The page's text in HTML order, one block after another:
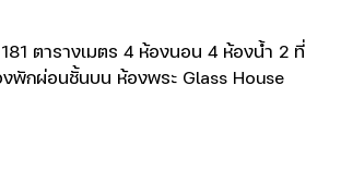
ตารางเมตร 4 ห้องนอน 4 ห้องน้ำ 2 ที่
พักผ่อนชั้นบน ห้องพระ Glass House